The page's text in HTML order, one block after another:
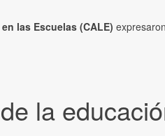
la
las Escuelas (CALE)